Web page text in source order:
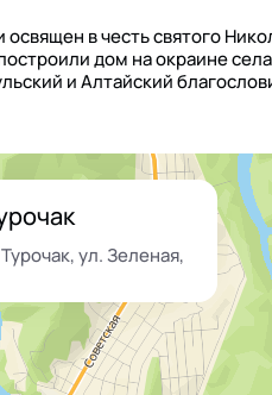
в честь святого
дом на окраине
и Алтайский
ул. Зеленая,